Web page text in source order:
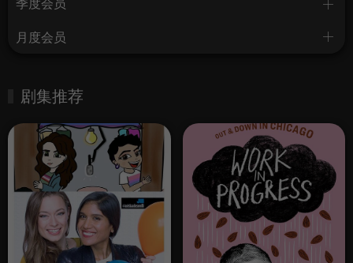
季度会员
月度会员
剧集推荐